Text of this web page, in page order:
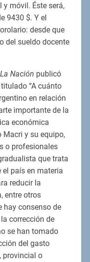
móvil. Éste será,
9430 $. Y el
desde que
del sueldo docente
La Nación publicó
“A cuánto
en relación
importante de la
económica
y su equipo,
o profesionales
que trata
el país en materia
reducir la
entre otros
hay consenso de
corrección de
se han tomado
del gasto
provincial o